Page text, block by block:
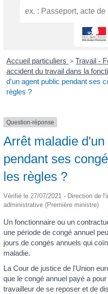
Accueil particuliers > Travail -
accident du travail dans la
d'un agent public pendant ses
règles ?
Question-réponse
Arrêt maladie
pendant ses
les règles ?
Vérifié le 27/07/2021 - Direction de
administrative (Première ministre)
Un fonctionnaire ou un
une période de congé annuel
jours de congés annuels qui
maladie.
La Cour de justice de l'Union
que le congé annuel payé a
travailleur de se reposer et de